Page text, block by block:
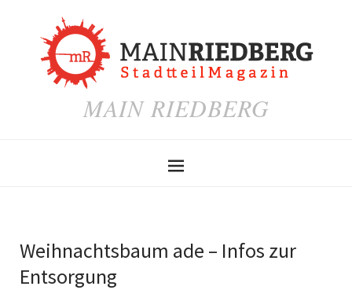
MAIN RIEDBERG
Weihnachtsbaum ade – Infos zur
Entsorgung